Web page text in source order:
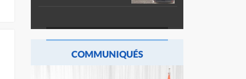
COMMUNIQUÉS